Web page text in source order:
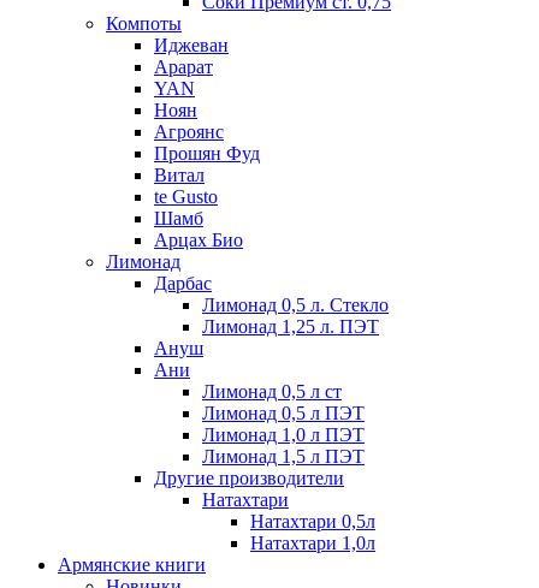
Компоты
Иджеван
Арарат
YAN
Ноян
Агроянс
Прошян Фуд
Витал
te Gusto
Шамб
Арцах Био
Лимонад
Дарбас
Лимонад 0,5 л. Стекло
Лимонад 1,25 л. ПЭТ
Ануш
Ани
Лимонад 0,5 л ст
Лимонад 0,5 л ПЭТ
Лимонад 1,0 л ПЭТ
Лимонад 1,5 л ПЭТ
Другие производители
Натахтари
Натахтари 0,5л
Натахтари 1,0л
Армянские книги